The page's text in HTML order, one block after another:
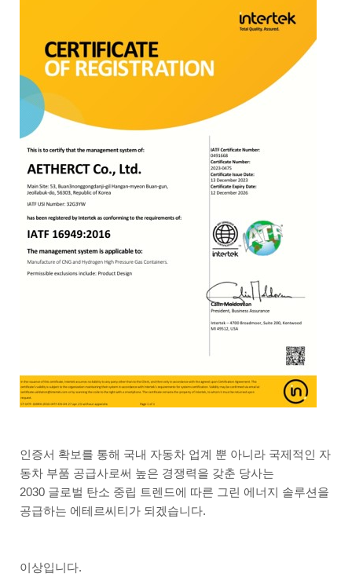
인증서 확보를 통해 국내 자동차 업계 뿐 아니라 국제적인 자
동차 부품 공급사로써 높은 경쟁력을 갖춘 당사는
2030 글로벌 탄소 중립 트렌드에 따른 그린 에너지 솔루션을
공급하는 에테르씨티가 되겠습니다.
이상입니다.